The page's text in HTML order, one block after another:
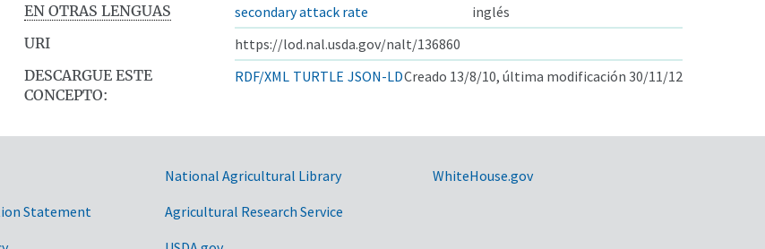
EN OTRAS LENGUAS
secondary attack rate
inglés
URI
https://lod.nal.usda.gov/nalt/136860
DESCARGUE ESTE
CONCEPTO:
RDF/XML TURTLE JSON-LDCreado 13/8/10, última modificación 30/11/12
Statement
National Agricultural Library
Agricultural Research Service
WhiteHouse.gov